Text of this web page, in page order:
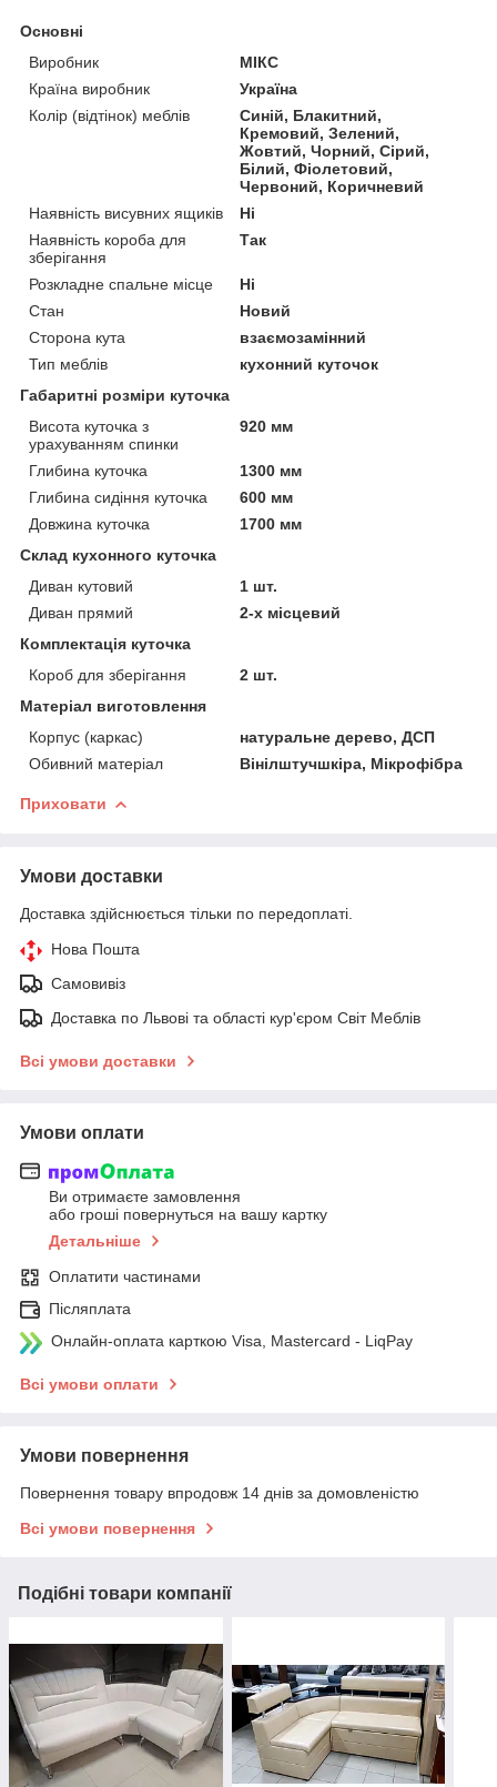
Основні
Виробник
МІКС
Країна виробник
Україна
Колір (відтінок) меблів
Синій, Блакитний,
Кремовий, Зелений,
Жовтий, Чорний, Сірий,
Білий, Фіолетовий,
Червоний, Коричневий
Наявність висувних ящиків
Ні
Наявність короба для
зберігання
Так
Розкладне спальне місце
Ні
Стан
Новий
Сторона кута
взаємозамінний
Тип меблів
кухонний куточок
Габаритні розміри куточка
Висота куточка з
урахуванням спинки
920 мм
Глибина куточка
1300 мм
Глибина сидіння куточка
600 мм
Довжина куточка
1700 мм
Склад кухонного куточка
Диван кутовий
1 шт.
Диван прямий
2-х місцевий
Комплектація куточка
Короб для зберігання
2 шт.
Матеріал виготовлення
Корпус (каркас)
натуральне дерево, ДСП
Обивний матеріал
Вінілштучшкіра, Мікрофібра
Приховати
Умови доставки
Доставка здійснюється тільки по передоплаті.
Нова Пошта
Самовивіз
Доставка по Львові та області кур'єром Світ Меблів
Всі умови доставки
Умови оплати
Ви отримаєте замовлення
або гроші повернуться на вашу картку
Детальніше
Оплатити частинами
Післяплата
Онлайн-оплата карткою Visa, Mastercard - LiqPay
Всі умови оплати
Умови повернення
Повернення товару впродовж 14 днів за домовленістю
Всі умови повернення
Подібні товари компанії